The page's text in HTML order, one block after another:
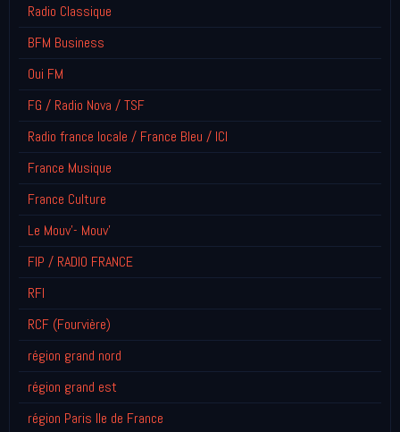
Radio Classique
BFM Business
Oui FM
FG / Radio Nova / TSF
Radio france locale / France Bleu / ICI
France Musique
France Culture
Le Mouv'- Mouv'
FIP / RADIO FRANCE
RFI
RCF (Fourvière)
région grand nord
région grand est
région Paris Ile de France